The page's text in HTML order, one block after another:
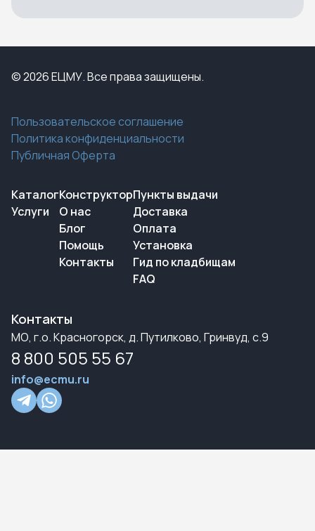
© 2026 ЕЦМУ. Все права защищены.
Пользовательское соглашение
Политика конфиденциальности
Публичная Оферта
Каталог
Услуги
Конструктор
О нас
Блог
Помощь
Контакты
Пункты выдачи
Доставка
Оплата
Установка
Гид по кладбищам
FAQ
Контакты
МО, г.о. Красногорск, д. Путилково, Гринвуд, с.9
8 800 505 55 67
info@ecmu.ru